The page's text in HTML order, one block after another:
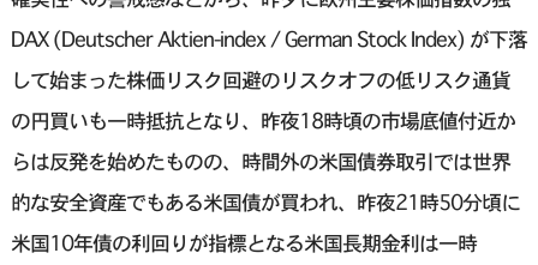
DAX (Deutscher Aktien-index / German Stock Index) が下落
して始まった株価リスク回避のリスクオフの低リスク通貨
の円買いも一時抵抗となり、昨夜18時頃の市場底値付近か
らは反発を始めたものの、時間外の米国債券取引では世界
的な安全資産でもある米国債が買われ、昨夜21時50分頃に
米国10年債の利回りが指標となる米国長期金利は一時